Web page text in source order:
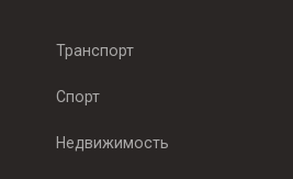
Транспорт
Спорт
Недвижимость